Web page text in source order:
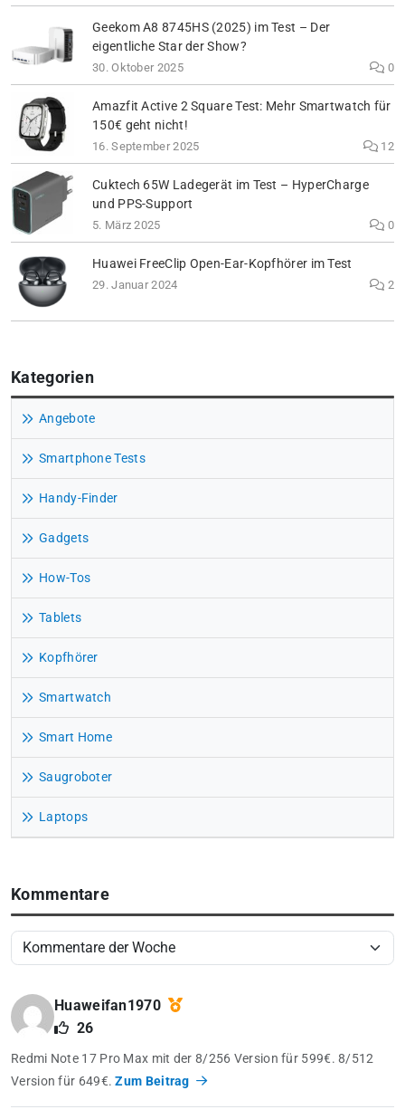
Geekom A8 8745HS (2025) im Test – Der
eigentliche Star der Show?
30. Oktober 2025 0
Amazfit Active 2 Square Test: Mehr Smartwatch für
150€ geht nicht!
16. September 2025 12
Cuktech 65W Ladegerät im Test – HyperCharge
und PPS-Support
5. März 2025 0
Huawei FreeClip Open-Ear-Kopfhörer im Test
29. Januar 2024 2
Kategorien
Angebote
Smartphone Tests
Handy-Finder
Gadgets
How-Tos
Tablets
Kopfhörer
Smartwatch
Smart Home
Saugroboter
Laptops
Kommentare
Huaweifan1970
26
Redmi Note 17 Pro Max mit der 8/256 Version für 599€. 8/512
Version für 649€.Zum Beitrag